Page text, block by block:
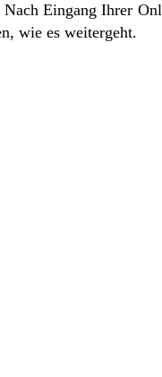
Eingang Ihrer
wie es weitergeht.